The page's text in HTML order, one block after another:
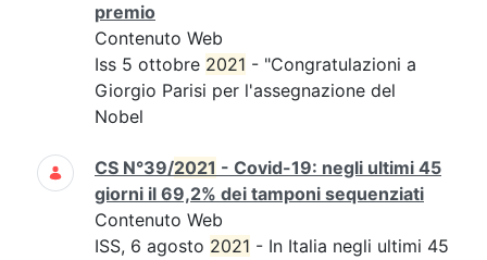
premio
Contenuto Web
Iss 5 ottobre 2021 - "Congratulazioni a
Giorgio Parisi per l'assegnazione del
Nobel
CS N°39/2021 - Covid-19: negli ultimi 45
giorni il 69,2% dei tamponi sequenziati
Contenuto Web
ISS, 6 agosto 2021 - In Italia negli ultimi 45